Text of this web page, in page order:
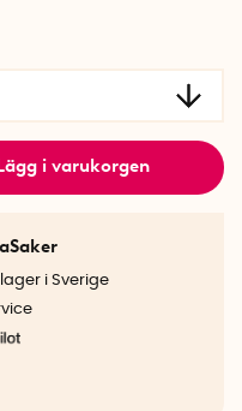
i varukorgen
i Sverige